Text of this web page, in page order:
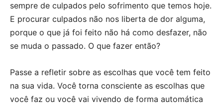
sempre de culpados pelo sofrimento que temos hoje.
E procurar culpados não nos liberta de dor alguma,
porque o que já foi feito não há como desfazer, não
se muda o passado. O que fazer então?
Passe a refletir sobre as escolhas que você tem feito
na sua vida. Você torna consciente as escolhas que
você faz ou você vai vivendo de forma automática